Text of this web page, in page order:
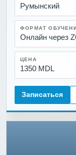
Румынский
ФОРМАТ
Онлайн через
ЦЕНА
1350 MDL
Записаться